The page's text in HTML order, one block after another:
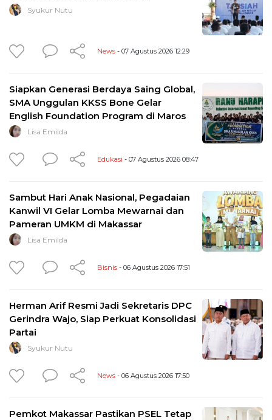
Syukur Nutu
News - 07 Agustus 2026 12:29
Siapkan Generasi Berdaya Saing Global,
SMA Unggulan KKSS Bone Gelar
English Foundation Program di Maros
Lisa Emilda
Edukasi - 07 Agustus 2026 08:47
Sambut Hari Anak Nasional, Pegadaian
Kanwil VI Gelar Lomba Mewarnai dan
Pameran UMKM di Makassar
Lisa Emilda
Bisnis - 06 Agustus 2026 17:51
Herman Arif Resmi Jadi Sekretaris DPC
Gerindra Wajo, Siap Perkuat Konsolidasi
Partai
Syukur Nutu
News - 06 Agustus 2026 17:50
Pemkot Makassar Pastikan PSEL Tetap